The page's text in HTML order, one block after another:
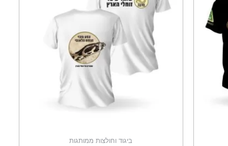
ביגוד וחולצות ממותגות
סוגים.
לבחור
את
האפשרויות
בעמוד
המוצר